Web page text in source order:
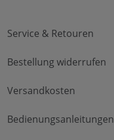
Service & Retouren
Bestellung widerrufen
Versandkosten
Bedienungsanleitungen